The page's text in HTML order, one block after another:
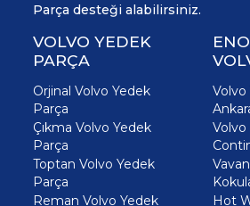
Parça desteği alabilirsiniz.
VOLVO YEDEK
PARÇA
Orjinal Volvo Yedek
Parça
Çıkma Volvo Yedek
Parça
Toptan Volvo Yedek
Parça
Reman Volvo Yedek
Volvo
Hot